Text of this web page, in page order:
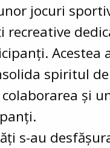
jocuri
recreative
Acestea
spiritul
și
s-au